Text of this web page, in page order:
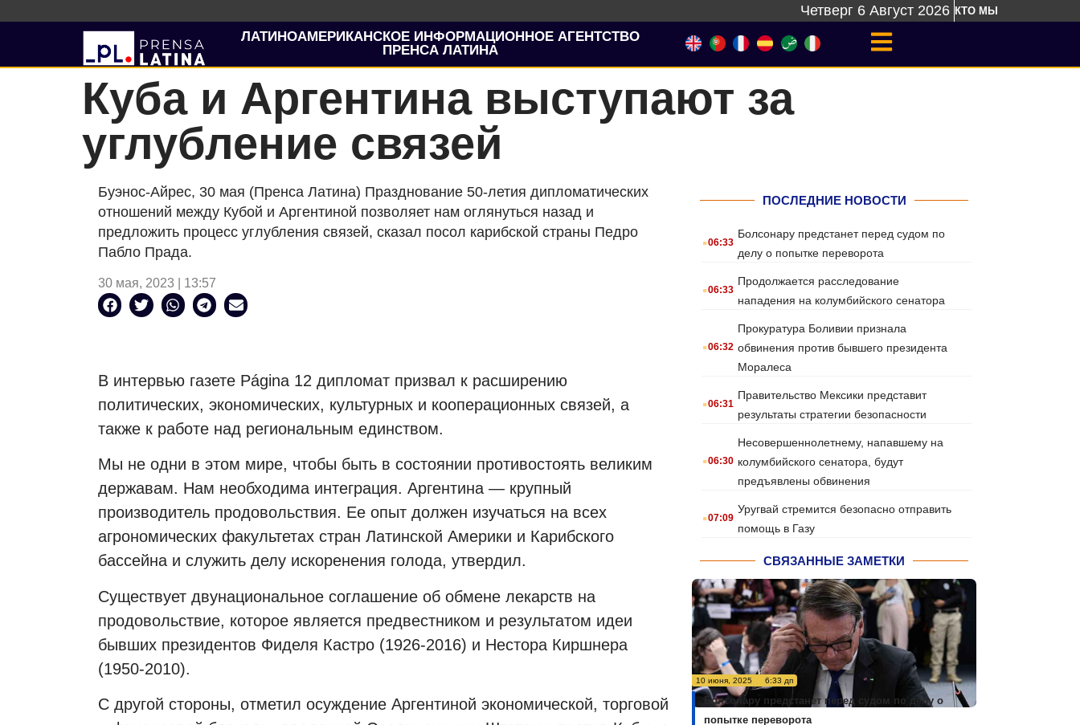
Четверг 6 Август 2026 КТО МЫ
ЛАТИНОАМЕРИКАНСКОЕ ИНФОРМАЦИОННОЕ АГЕНТСТВО
ПРЕНСА ЛАТИНА
Куба и Аргентина выступают за
углубление связей
Буэнос-Айрес, 30 мая (Пренса Латина) Празднование 50-летия дипломатических
отношений между Кубой и Аргентиной позволяет нам оглянуться назад и
предложить процесс углубления связей, сказал посол карибской страны Педро
Пабло Прада.
30 мая, 2023 | 13:57
В интервью газете Página 12 дипломат призвал к расширению
политических, экономических, культурных и кооперационных связей, а
также к работе над региональным единством.
Мы не одни в этом мире, чтобы быть в состоянии противостоять великим
державам. Нам необходима интеграция. Аргентина — крупный
производитель продовольствия. Ее опыт должен изучаться на всех
агрономических факультетах стран Латинской Америки и Карибского
бассейна и служить делу искоренения голода, утвердил.
Существует двунациональное соглашение об обмене лекарств на
продовольствие, которое является предвестником и результатом идеи
бывших президентов Фиделя Кастро (1926-2016) и Нестора Киршнера
(1950-2010).
С другой стороны, отметил осуждение Аргентиной экономической, торговой
ПОСЛЕДНИЕ НОВОСТИ
.06:33
Болсонару предстанет перед судом по
делу о попытке переворота
.06:33
Продолжается расследование
нападения на колумбийского сенатора
.06:32
Прокуратура Боливии признала
обвинения против бывшего президента
Моралеса
.06:31
Правительство Мексики представит
результаты стратегии безопасности
.06:30
Несовершеннолетнему, напавшему на
колумбийского сенатора, будут
предъявлены обвинения
.07:09
Уругвай стремится безопасно отправить
помощь в Газу
СВЯЗАННЫЕ ЗАМЕТКИ
10 июня, 2025 6:33 дп
Болсонару предстанет перед судом по делу о
попытке переворота